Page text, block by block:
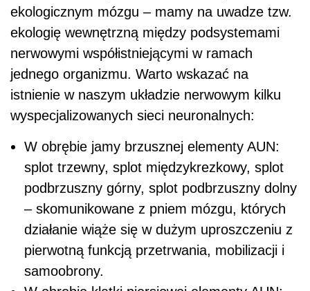
ekologicznym mózgu – mamy na uwadze tzw.
ekologię wewnętrzną między podsystemami
nerwowymi współistniejącymi w ramach
jednego organizmu. Warto wskazać na
istnienie w naszym układzie nerwowym kilku
wyspecjalizowanych sieci neuronalnych:
W obrębie jamy brzusznej elementy AUN:
splot trzewny, splot międzykrezkowy, splot
podbrzuszny górny, splot podbrzuszny dolny
– skomunikowane z pniem mózgu, których
działanie wiąże się w dużym uproszczeniu z
pierwotną funkcją przetrwania, mobilizacji i
samoobrony.